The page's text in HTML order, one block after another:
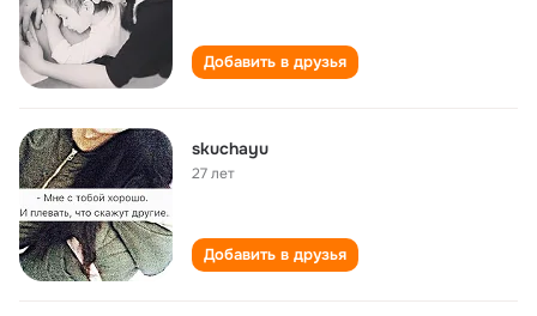
Добавить в друзья
skuchayu
27 лет
Добавить в друзья